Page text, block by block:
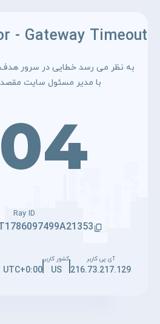
- Gateway Timeout
به نظر می رسد خطایی در سرور
با مدیر مسئول سایت
Ray ID
آی پی کاربر
216.73.217.129
کشور کاربر
US